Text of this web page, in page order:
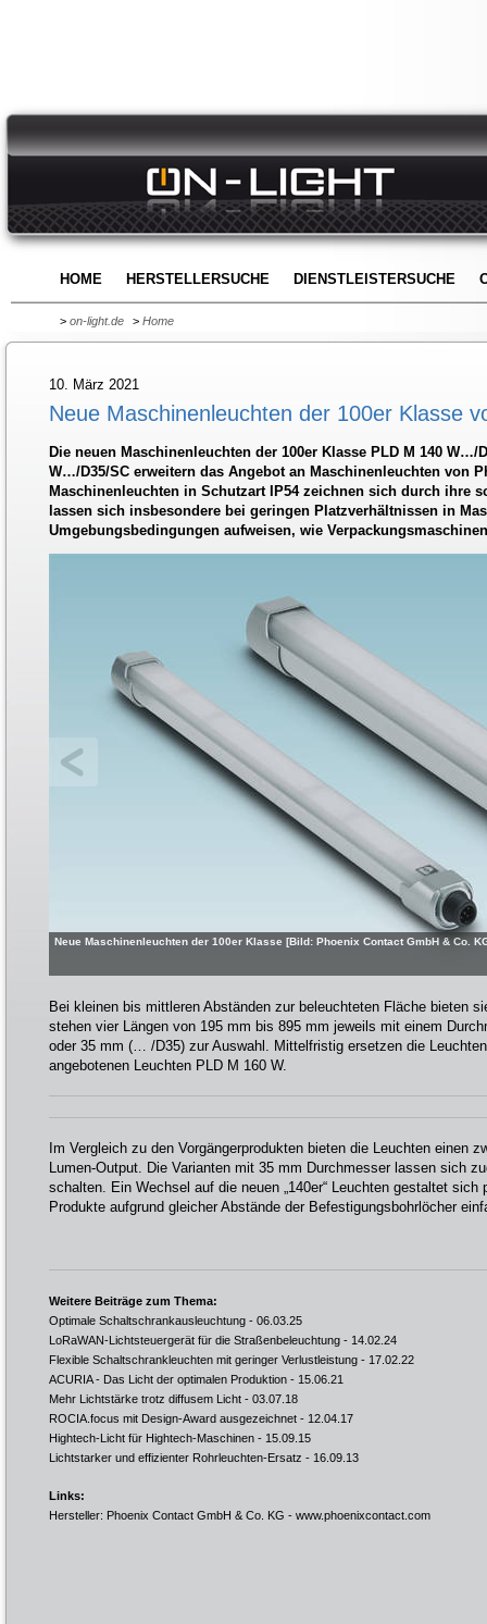
HOME HERSTELLERSUCHE DIENSTLEISTERSUCHE
> on-light.de > Home
10. März 2021
Neue Maschinenleuchten der 100er Klasse
Die neuen Maschinenleuchten der 100er Klasse PLD M 140 W…/
W…/D35/SC erweitern das Angebot an Maschinenleuchten von
Maschinenleuchten in Schutzart IP54 zeichnen sich durch ihre
lassen sich insbesondere bei geringen Platzverhältnissen in
Umgebungsbedingungen aufweisen, wie
Neue Maschinenleuchten der 100er Klasse [Bild: Phoenix Contact GmbH & Co.
Bei kleinen bis mittleren Abständen zur beleuchteten Fläche bieten
stehen vier Längen von 195 mm bis 895 mm jeweils mit einem
oder 35 mm (… /D35) zur Auswahl. Mittelfristig ersetzen die
angebotenen Leuchten PLD M 160 W.
Im Vergleich zu den Vorgängerprodukten bieten die Leuchten einen
Lumen-Output. Die Varianten mit 35 mm Durchmesser lassen sich
schalten. Ein Wechsel auf die neuen „140er“ Leuchten gestaltet sich
Produkte aufgrund gleicher Abstände der Befestigungsbohrlöcher
Weitere Beiträge zum Thema:
Optimale Schaltschrankausleuchtung - 06.03.25
LoRaWAN-Lichtsteuergerät für die Straßenbeleuchtung - 14.02.24
Flexible Schaltschrankleuchten mit geringer Verlustleistung - 17.02.22
ACURIA - Das Licht der optimalen Produktion - 15.06.21
Mehr Lichtstärke trotz diffusem Licht - 03.07.18
ROCIA.focus mit Design-Award ausgezeichnet - 12.04.17
Hightech-Licht für Hightech-Maschinen - 15.09.15
Lichtstarker und effizienter Rohrleuchten-Ersatz - 16.09.13
Links:
Hersteller: Phoenix Contact GmbH & Co. KG - www.phoenixcontact.com